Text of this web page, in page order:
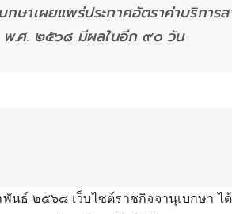
กษาเผยแพร่ประกาศอัตราค่าบริกา
.ศ. ๒๕๖๘ มีผลในอีก ๙๐ วัน
นธ์ ๒๕๖๘ เว็บไซต์ราชกิจจานุเบกษา ได้